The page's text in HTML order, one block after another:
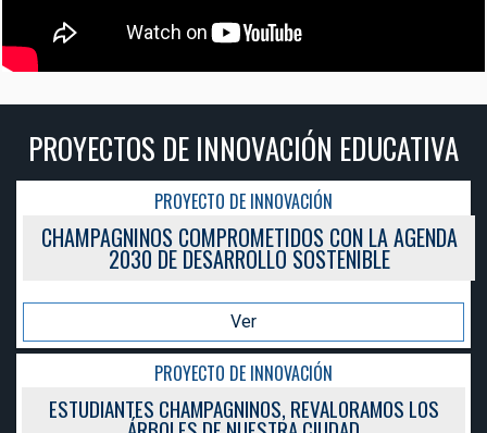
PROYECTOS DE INNOVACIÓN
PROYECTO DE INNOVACIÓN
CHAMPAGNINOS COMPROMETIDOS CON LA
2030 DE DESARROLLO SOSTENIBLE
PROYECTO DE INNOVACIÓN
ESTUDIANTES CHAMPAGNINOS, REVALORAMOS LOS